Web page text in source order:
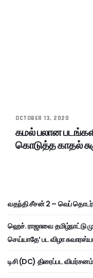
OCTOBER 13, 2020
கமல் பலான
கொடுத்த காதல்
வதந்தி சீசன் 2 – வெப்
ஹெச். ராஜாவை தமிழ்நாட்டு
செய்யாதே’ பட விழா
டிசி (DC) திரைப்பட